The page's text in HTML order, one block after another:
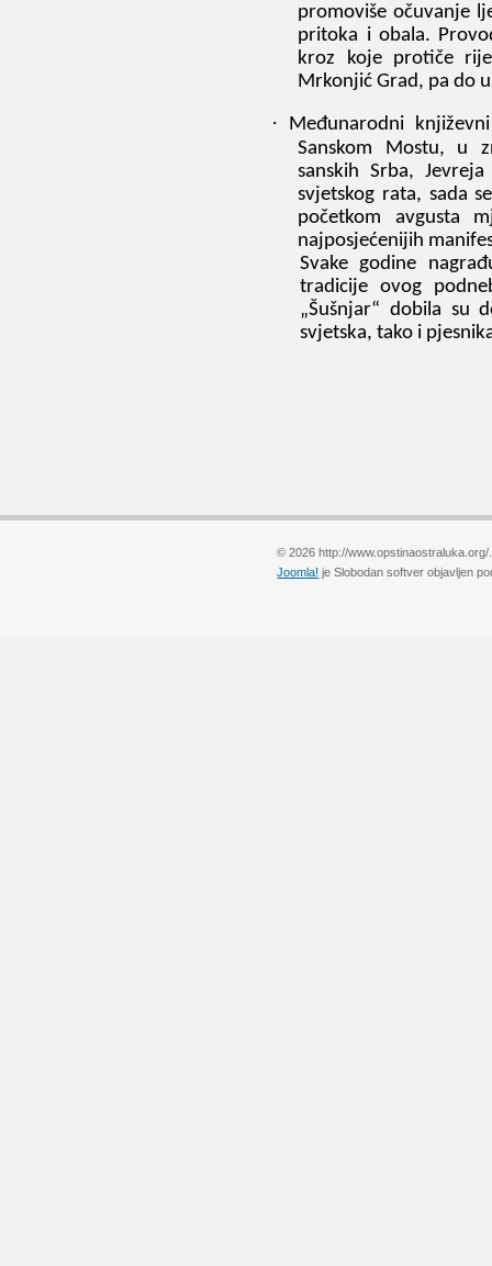
promoviše očuvanje
pritoka i obala.
kroz koje protiče
Mrkonjić Grad, pa do
·
Međunarodni
Sanskom Mostu, u
sanskih Srba,
svjetskog rata, sada
početkom avgusta
najposjećenijih
Svake godine
tradicije ovog
„Šušnjar“ dobila su
svjetska, tako i
© 2026 http://
Joomla! je Slobodan softver objavljen